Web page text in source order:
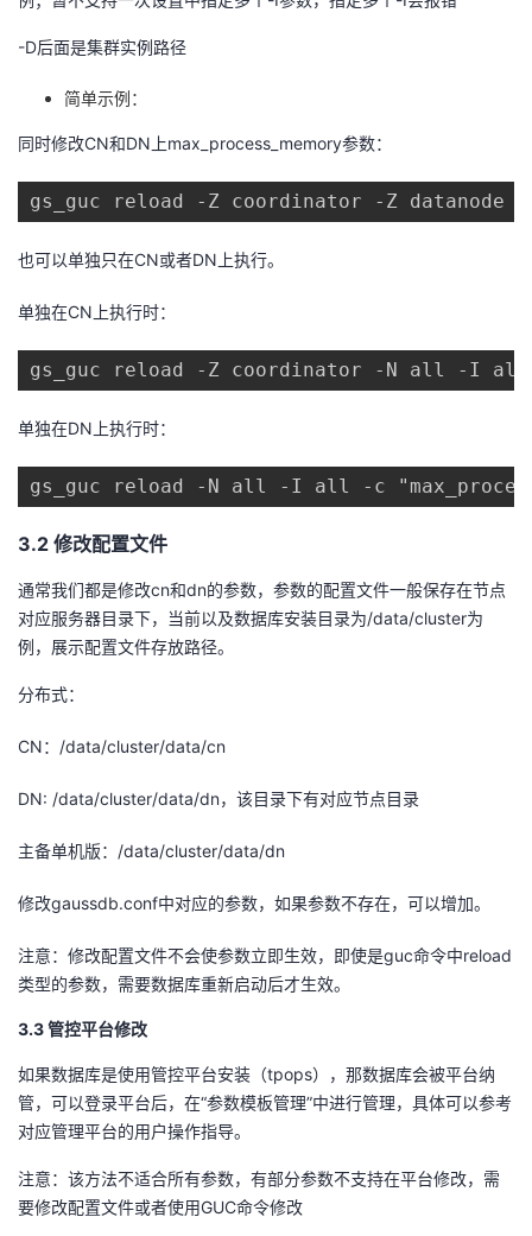
-D后面是集群实例路径
简单示例：
同时修改CN和DN上max_process_memory参数：
gs_guc reload -Z coordinator -Z datanode -
也可以单独只在CN或者DN上执行。
单独在CN上执行时：
gs_guc reload -Z coordinator -N all -I all -c
单独在DN上执行时：
gs_guc reload -N all -I all -c
3.2 修改配置文件
通常我们都是修改cn和dn的参数，参数的配置文件一般保存在节点
对应服务器目录下，当前以及数据库安装目录为/data/cluster为
例，展示配置文件存放路径。
分布式：
CN：/data/cluster/data/cn
DN: /data/cluster/data/dn，该目录下有对应节点目录
主备单机版：/data/cluster/data/dn
修改gaussdb.conf中对应的参数，如果参数不存在，可以增加。
注意：修改配置文件不会使参数立即生效，即使是guc命令中reload
类型的参数，需要数据库重新启动后才生效。
3.3管控平台修改
如果数据库是使用管控平台安装（tpops），那数据库会被平台纳
管，可以登录平台后，在“参数模板管理”中进行管理，具体可以参考
对应管理平台的用户操作指导。
注意：该方法不适合所有参数，有部分参数不支持在平台修改，需
要修改配置文件或者使用GUC命令修改